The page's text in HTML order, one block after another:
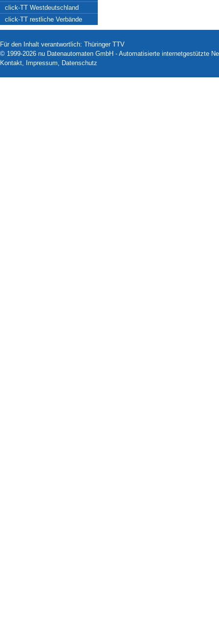
click-TT Westdeutschland
click-TT restliche Verbände
Für den Inhalt verantwortlich: Thüringer TTV
© 1999-2026 nu Datenautomaten GmbH - Automatisierte internetgestützte
Kontakt, Impressum, Datenschutz